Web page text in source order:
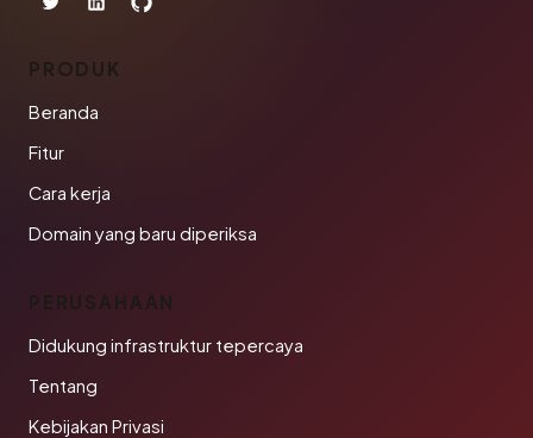
PRODUK
Beranda
Fitur
Cara kerja
Domain yang baru diperiksa
PERUSAHAAN
Didukung infrastruktur tepercaya
Tentang
Kebijakan Privasi